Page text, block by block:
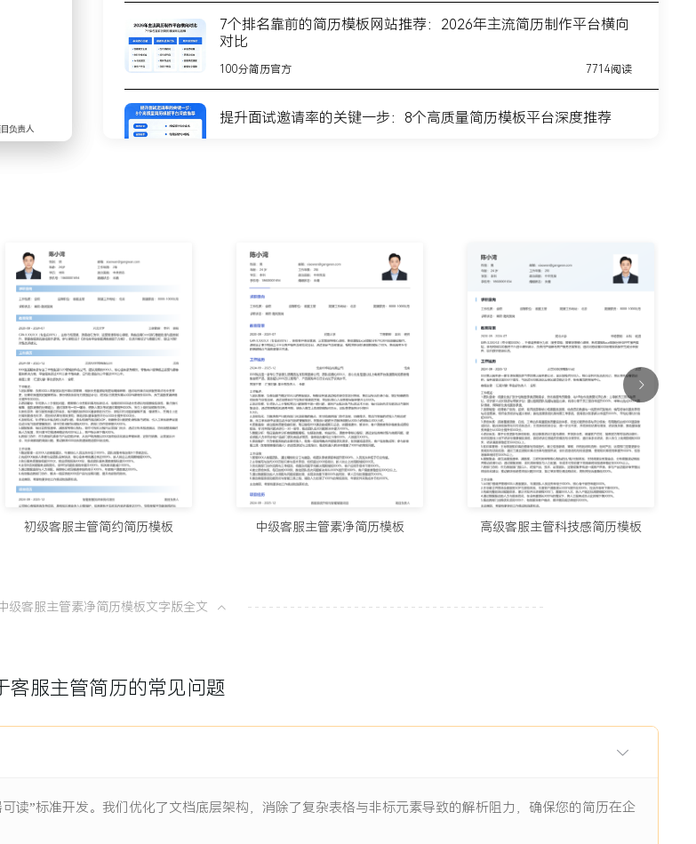
话术
上岗
，将复
队首
心指
页，使
快捷短
线培
人员流
周期缩
升级率
均处理
目负责人
频繁
7个排名靠前的简历模板网站推荐：2026年主流简历制作平台横向
对比
100分简历官方 7714阅读
提升面试邀请率的关键一步：8个高质量简历模板平台深度推荐
不会写简历？这8个高质量简历模板网站，帮你轻松迈出求职第一
100分简历官方
你的简历为什么总是被筛掉？试试这6个在线简历制作网站
100分简历官方 7354阅读
10个值得试用的制作简历网站与在线简历工具推荐（2026）
100分简历官方 5678阅读
8款AI简历生成工具实测：从智能制作到优化，国内外精选推荐
100分简历官方 9484阅读
初级客服主管简约简历模板 中级客服主管素净简历模板 高级客服主管科技感简历模板
级客服主管素净简历模板文字版全文
客服主管简历的常见问题
读”标准开发。我们优化了文档底层架构，消除了复杂表格与非标元素导致的解析阻力，确保您的简历在企